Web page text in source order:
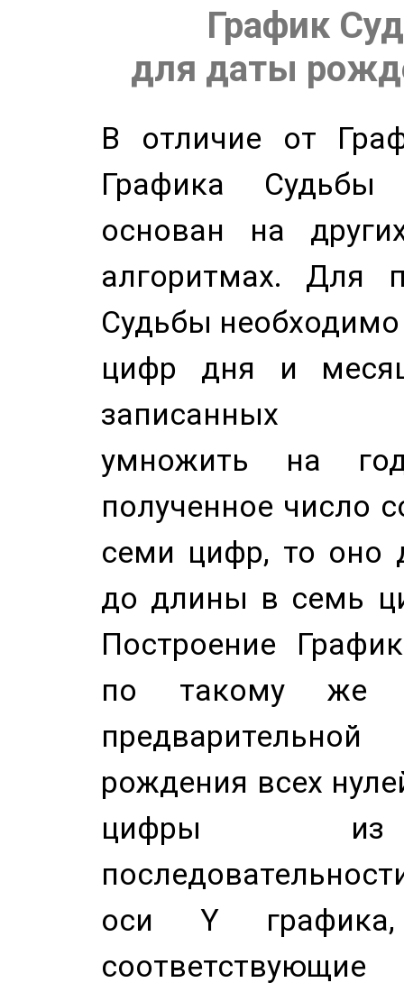
График
для даты
В отличие от
Графика
основан на
алгоритмах. Для
Судьбы
цифр дня и
записанных
умножить на
полученное число
семи цифр, то оно
до длины в семь
Построение
по такому же
рождения всех
цифры из
оси Y